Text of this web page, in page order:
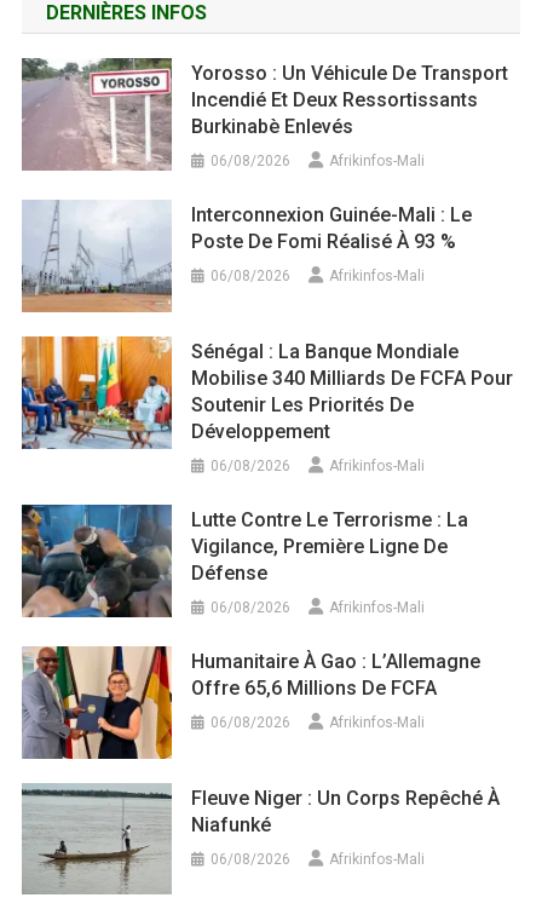
DERNIÈRES INFOS
Yorosso : Un Véhicule De Transport
Incendié Et Deux Ressortissants
Burkinabè Enlevés
06/08/2026 Afrikinfos-Mali
Interconnexion Guinée-Mali : Le
Poste De Fomi Réalisé À 93 %
06/08/2026 Afrikinfos-Mali
Sénégal : La Banque Mondiale
Mobilise 340 Milliards De FCFA Pour
Soutenir Les Priorités De
Développement
06/08/2026 Afrikinfos-Mali
Lutte Contre Le Terrorisme : La
Vigilance, Première Ligne De
Défense
06/08/2026 Afrikinfos-Mali
Humanitaire À Gao : L’Allemagne
Offre 65,6 Millions De FCFA
06/08/2026 Afrikinfos-Mali
Fleuve Niger : Un Corps Repêché À
Niafunké
06/08/2026 Afrikinfos-Mali